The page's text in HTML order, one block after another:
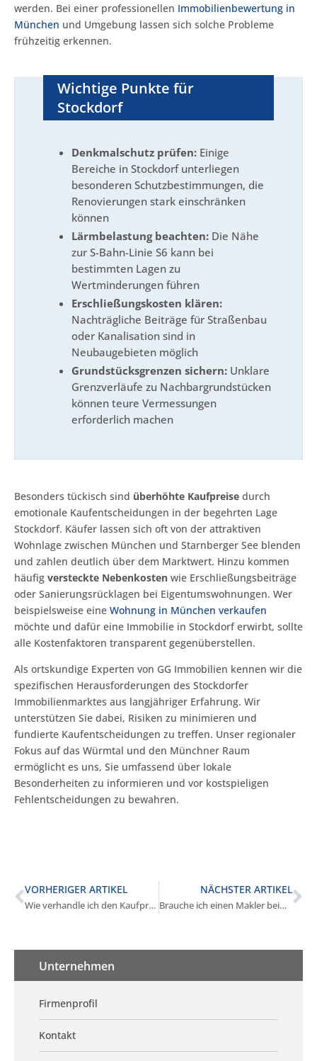
werden. Bei einer professionellen Immobilienbewertung in
München und Umgebung lassen sich solche Probleme
frühzeitig erkennen.
Wichtige Punkte für
Stockdorf
Denkmalschutz prüfen: Einige
Bereiche in Stockdorf unterliegen
besonderen Schutzbestimmungen, die
Renovierungen stark einschränken
können
Lärmbelastung beachten: Die Nähe
zur S-Bahn-Linie S6 kann bei
bestimmten Lagen zu
Wertminderungen führen
Erschließungskosten klären:
Nachträgliche Beiträge für Straßenbau
oder Kanalisation sind in
Neubaugebieten möglich
Grundstücksgrenzen sichern: Unklare
Grenzverläufe zu Nachbargrundstücken
können teure Vermessungen
erforderlich machen
Besonders tückisch sind überhöhte Kaufpreise durch
emotionale Kaufentscheidungen in der begehrten Lage
Stockdorf. Käufer lassen sich oft von der attraktiven
Wohnlage zwischen München und Starnberger See blenden
und zahlen deutlich über dem Marktwert. Hinzu kommen
häufig versteckte Nebenkosten wie Erschließungsbeiträge
oder Sanierungsrücklagen bei Eigentumswohnungen. Wer
beispielsweise eine Wohnung in München verkaufen
möchte und dafür eine Immobilie in Stockdorf erwirbt, sollte
alle Kostenfaktoren transparent gegenüberstellen.
Als ortskundige Experten von GG Immobilien kennen wir die
spezifischen Herausforderungen des Stockdorfer
Immobilienmarktes aus langjähriger Erfahrung. Wir
unterstützen Sie dabei, Risiken zu minimieren und
fundierte Kaufentscheidungen zu treffen. Unser regionaler
Fokus auf das Würmtal und den Münchner Raum
ermöglicht es uns, Sie umfassend über lokale
Besonderheiten zu informieren und vor kostspieligen
Fehlentscheidungen zu bewahren.
VORHERIGER ARTIKEL
Wie verhandle ich den Kaufpreis in Stockdorf?
NÄCHSTER ARTIKEL
Brauche ich einen Makler beim Immobilienkauf in Stockdorf?
Unternehmen
Firmenprofil
Kontakt